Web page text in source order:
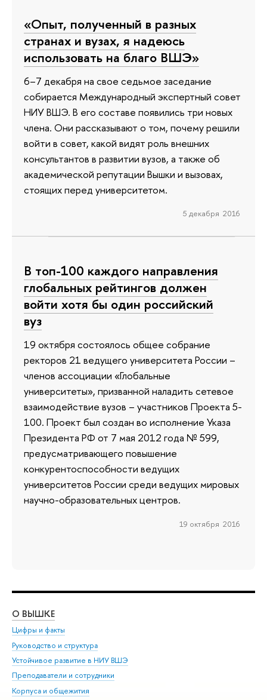
«Опыт, полученный в разных
странах и вузах, я надеюсь
использовать на благо ВШЭ»
6–7 декабря на свое седьмое заседание
собирается Международный экспертный совет
НИУ ВШЭ. В его составе появились три новых
члена. Они рассказывают о том, почему решили
войти в совет, какой видят роль внешних
консультантов в развитии вузов, а также об
академической репутации Вышки и вызовах,
стоящих перед университетом.
5 декабря 2016
В топ-100 каждого направления
глобальных рейтингов должен
войти хотя бы один российский
вуз
19 октября состоялось общее собрание
ректоров 21 ведущего университета России –
членов ассоциации «Глобальные
университеты», призванной наладить сетевое
взаимодействие вузов – участников Проекта 5-
100. Проект был создан во исполнение Указа
Президента РФ от 7 мая 2012 года № 599,
предусматривающего повышение
конкурентоспособности ведущих
университетов России среди ведущих мировых
научно-образовательных центров.
19 октября 2016
О ВЫШКЕ
Цифры и факты
Руководство и структура
Устойчивое развитие в НИУ ВШЭ
Преподаватели и сотрудники
Корпуса и общежития